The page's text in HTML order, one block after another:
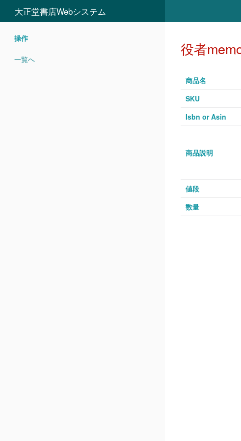
大正堂書店Webシステム
操作
一覧へ
役者
商品名
SKU
Isbn or Asin
商品説明
値段
数量